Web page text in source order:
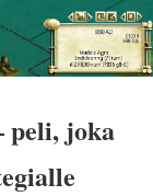
peli, joka